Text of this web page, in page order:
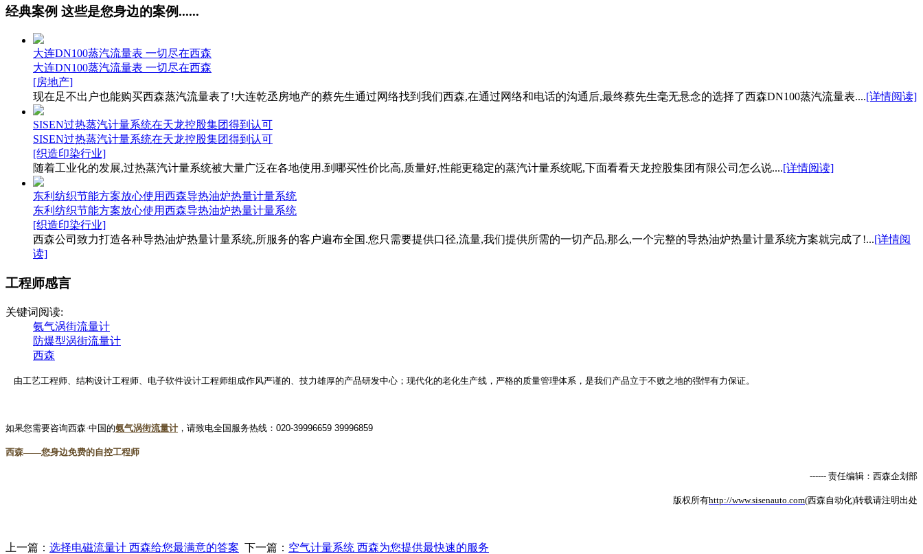
经典案例 这些是您身边的案例......
大连DN100蒸汽流量表 一切尽在西森
大连DN100蒸汽流量表 一切尽在西森
[房地产]
现在足不出户也能购买西森蒸汽流量表了!大连乾丞房地产的蔡先生通过网络找到我们西森,在通过网络和电话的沟通后,最终蔡先生毫无悬念的选择了西森DN100蒸汽流量表....[详情阅读]
SISEN过热蒸汽计量系统在天龙控股集团得到认可
SISEN过热蒸汽计量系统在天龙控股集团得到认可
[织造印染行业]
随着工业化的发展,过热蒸汽计量系统被大量广泛在各地使用.到哪买性价比高,质量好,性能更稳定的蒸汽计量系统呢,下面看看天龙控股集团有限公司怎么说....[详情阅读]
东利纺织节能方案放心使用西森导热油炉热量计量系统
东利纺织节能方案放心使用西森导热油炉热量计量系统
[织造印染行业]
西森公司致力打造各种导热油炉热量计量系统,所服务的客户遍布全国.您只需要提供口径,流量,我们提供所需的一切产品,那么,一个完整的导热油炉热量计量系统方案就完成了!...[详情阅
读]
工程师感言
关键词阅读:
氨气涡街流量计
防爆型涡街流量计
西森
由工艺工程师、结构设计工程师、电子软件设计工程师组成作风严谨的、技力雄厚的产品研发中心；现代化的老化生产线，严格的质量管理体系，是我们产品立于不败之地的强悍有力保证。
如果您需要咨询西森·中国的氨气涡街流量计， 请致电全国服务热线： 020-39996659 39996859
西森——您身边免费的自控工程师
------ 责任编辑：西森企划部
版权所有http://www.sisenauto.com(西森自动化)转载请注明出处
上一篇： 选择电磁流量计 西森给您最满意的答案 下一篇： 空气计量系统 西森为您提供最快速的服务